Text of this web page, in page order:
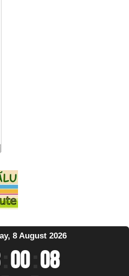
8 August 2026
00 08